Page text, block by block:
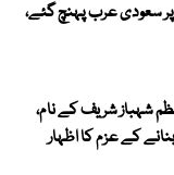
سعودی عرب پہنچ گئے،
شہباز شریف کے نام،
کے عزم کا اظہار